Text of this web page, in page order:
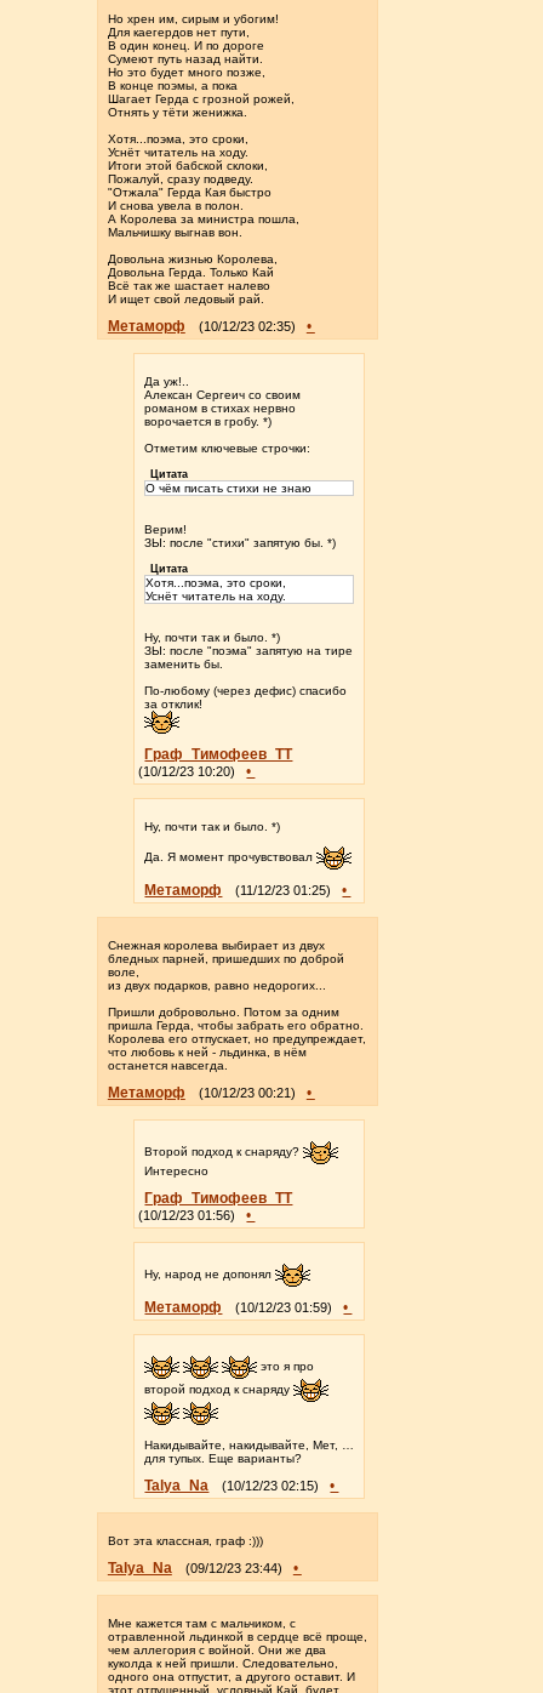
Но хрен им, сирым и убогим!
Для каегердов нет пути,
В один конец. И по дороге
Сумеют путь назад найти.
Но это будет много позже,
В конце поэмы, а пока
Шагает Герда с грозной рожей,
Отнять у тёти женижка.
Хотя...поэма, это сроки,
Уснёт читатель на ходу.
Итоги этой бабской склоки,
Пожалуй, сразу подведу.
"Отжала" Герда Кая быстро
И снова увела в полон.
А Королева за министра пошла,
Мальчишку выгнав вон.
Довольна жизнью Королева,
Довольна Герда. Только Кай
Всё так же шастает налево
И ищет свой ледовый рай.
Метаморф (10/12/23 02:35) •
Да уж!..
Алексан Сергеич со своим
романом в стихах нервно
ворочается в гробу. *)
Отметим ключевые строчки:
Цитата
О чём писать стихи не знаю
Верим!
ЗЫ: после "стихи" запятую бы. *)
Цитата
Хотя...поэма, это сроки,
Уснёт читатель на ходу.
Ну, почти так и было. *)
ЗЫ: после "поэма" запятую на тире
заменить бы.
По-любому (через дефис) спасибо
за отклик!
Граф_Тимофеев_ТТ
(10/12/23 10:20) •
Ну, почти так и было. *)
Да. Я момент прочувствовал
Метаморф (11/12/23 01:25) •
Снежная королева выбирает из двух
бледных парней, пришедших по доброй
воле,
из двух подарков, равно недорогих...
Пришли добровольно. Потом за одним
пришла Герда, чтобы забрать его обратно.
Королева его отпускает, но предупреждает,
что любовь к ней - льдинка, в нём
останется навсегда.
Метаморф (10/12/23 00:21) •
Второй подход к снаряду?
Интересно
Граф_Тимофеев_ТТ
(10/12/23 01:56) •
Ну, народ не допонял
Метаморф (10/12/23 01:59) •
это я про
второй подход к снаряду
Накидывайте, накидывайте, Мет, …
для тупых. Еще варианты?
Talya_Na (10/12/23 02:15) •
Вот эта классная, граф :)))
Talya_Na (09/12/23 23:44) •
Мне кажется там с мальчиком, с
отравленной льдинкой в сердце всё проще,
чем аллегория с войной. Они же два
куколда к ней пришли. Следовательно,
одного она отпустит, а другого оставит. И
этот отпущенный, условный Кай, будет